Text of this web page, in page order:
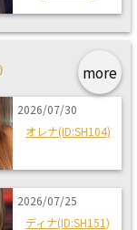
more
2026/07/30
オレナ(ID:SH104)
2026/07/25
ディナ(ID:SH151)